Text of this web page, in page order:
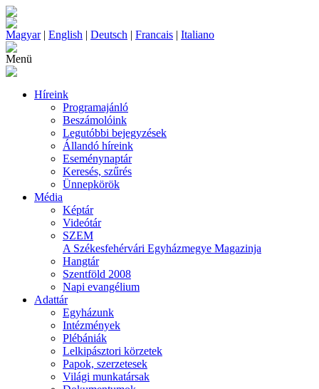
Magyar| English | Deutsch | Francais | Italiano
Menü
Híreink
Programajánló
Beszámolóink
Legutóbbi bejegyzések
Állandó híreink
Eseménynaptár
Keresés, szűrés
Ünnepkörök
Média
Képtár
Videótár
SZEM
A Székesfehérvári Egyházmegye Magazinja
Hangtár
Szentföld 2008
Napi evangélium
Adattár
Egyházunk
Intézmények
Plébániák
Lelkipásztori körzetek
Papok, szerzetesek
Világi munkatársak